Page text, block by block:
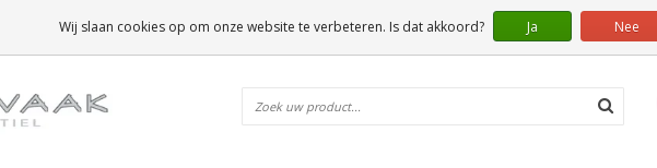
BELGIË)
Wij slaan cookies op om onze website te verbeteren. Is dat akkoord? Ja Nee